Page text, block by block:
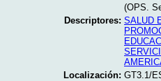
(OPS.
Descriptores: SALUD
Localización: GT3.1/